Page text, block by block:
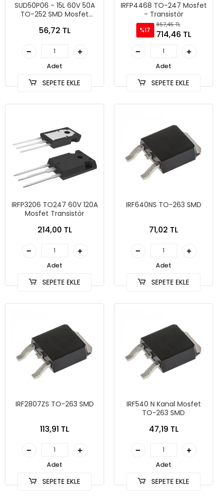
SUD50P06 - 15L 60V 50A
TO-252 SMD Mosfet
56,72 TL
Adet
SEPETE EKLE
IRFP4468 TO-247 Mosfet
- Transistör
%17
857,45 TL
714,46 TL
Adet
SEPETE EKLE
IRFP3206 TO247 60V 120A
Mosfet Transistör
214,00 TL
Adet
SEPETE EKLE
IRF640NS TO-263 SMD
71,02 TL
Adet
SEPETE EKLE
IRF2807ZS TO-263 SMD
113,91 TL
Adet
SEPETE EKLE
IRF540 N Kanal Mosfet
TO-263 SMD
47,19 TL
Adet
SEPETE EKLE